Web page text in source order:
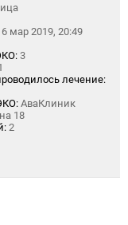
мар 2019, 20:49
3
лечение:
АваКлиник
18
2